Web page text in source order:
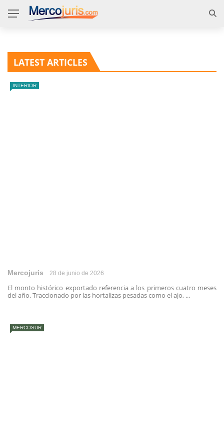
LATEST ARTICLES
INTERIOR
Mercojuris 28 de junio de 2026
El monto histórico exportado referencia a los primeros cuatro meses
del año. Traccionado por las hortalizas pesadas como el ajo, ...
MERCOSUR